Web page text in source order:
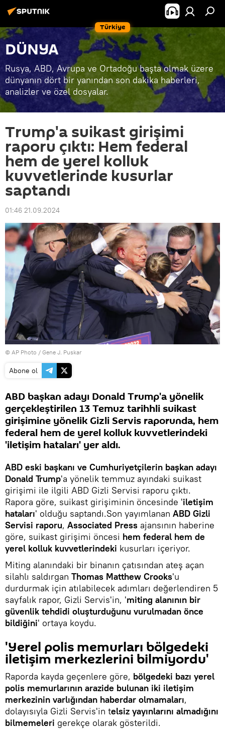
Türkiye
DÜNYA
Rusya, ABD, Avrupa ve Ortadoğu başta olmak üzere
dünyanın dört bir yanından son dakika haberleri,
analizler ve özel dosyalar.
Trump'a suikast girişimi
raporu çıktı: Hem federal
hem de yerel kolluk
kuvvetlerinde kusurlar
saptandı
01:46 21.09.2024
© AP Photo / Gene J. Puskar
Abone ol
ABD başkan adayı Donald Trump'a yönelik
gerçekleştirilen 13 Temuz tarihhli suikast
girişimine yönelik Gizli Servis raporunda, hem
federal hem de yerel kolluk kuvvetlerindeki
'iletişim hataları' yer aldı.
ABD eski başkanı ve Cumhuriyetçilerin başkan adayı
Donald Trump'a yönelik temmuz ayındaki suikast
girişimi ile ilgili ABD Gizli Servisi raporu çıktı.
Rapora göre, suikast girişiminin öncesinde 'iletişim
hataları' olduğu saptandı.Son yayımlanan ABD Gizli
Servisi raporu, Associated Press ajansının haberine
göre, suikast girişimi öncesi hem federal hem de
yerel kolluk kuvvetlerindeki kusurları içeriyor.
Miting alanındaki bir binanın çatısından ateş açan
silahlı saldırgan Thomas Matthew Crooks'u
durdurmak için atılabilecek adımları değerlendiren 5
sayfalık rapor, Gizli Servis'in, 'miting alanının bir
güvenlik tehdidi oluşturduğunu vurulmadan önce
bildiğini' ortaya koydu.
'Yerel polis memurları bölgedeki
iletişim merkezlerini bilmiyordu'
Raporda kayda geçenlere göre, bölgedeki bazı yerel
polis memurlarının arazide bulunan iki iletişim
merkezinin varlığından haberdar olmamaları,
dolayısıyla Gizli Servis'in telsiz yayınlarını almadığını
bilmemeleri gerekçe olarak gösterildi.